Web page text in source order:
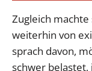
Zugleich
weiterhin von
sprach davon,
schwer